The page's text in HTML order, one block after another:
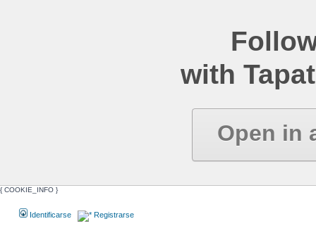
with
Open in
{ COOKIE_INFO }
Identificarse Registrarse